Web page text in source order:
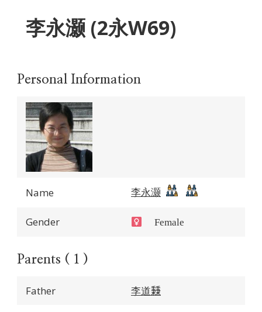
李永灏 (2永W69)
Personal Information
Name 李永灏
Gender Female
Parents ( 1 )
Father 李道𥡝